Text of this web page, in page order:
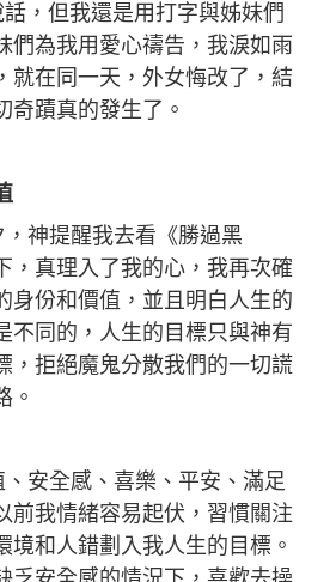
，但我還是用打字與姊妹們
們為我用愛心禱告，我淚如雨
就在同一天，外女悔改了，結
奇蹟真的發生了。
神提醒我去看《勝過黑
，真理入了我的心，我再次確
身份和價值，並且明白人生的
不同的，人生的目標只與神有
，拒絕魔鬼分散我們的一切謊
。
安全感、喜樂、平安、滿足
前我情緒容易起伏，習慣關注
境和人錯劃入我人生的目標。